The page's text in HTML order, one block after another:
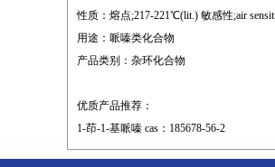
性质：熔点;217-221℃(lit.) 敏感性;air
用途：哌嗪类化合物
产品类别：杂环化合物
优质产品推荐：
1-茚-1-基哌嗪 cas：185678-56-2